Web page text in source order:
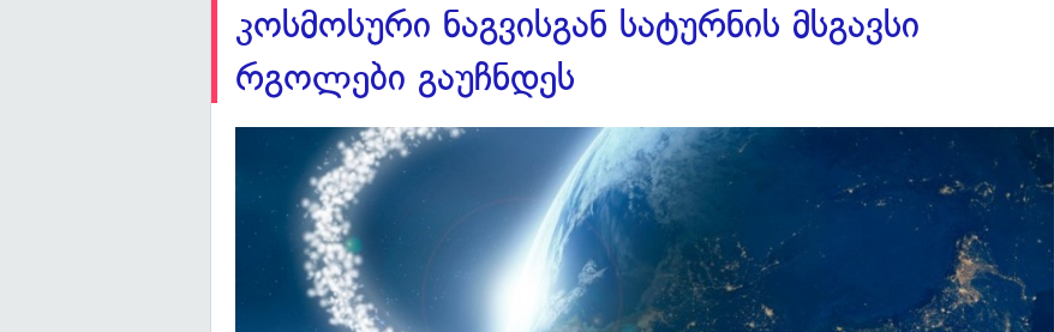
კოსმოსური ნაგვისგან სატურნის მსგავსი
რგოლები გაუჩნდეს